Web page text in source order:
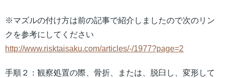
※マズルの付け方は前の記事で紹介しましたので次のリン
クを参考にしてください
http://www.risktaisaku.com/articles/-/1977?page=2
手順２：観察処置の際、骨折、または、脱臼し、変形して